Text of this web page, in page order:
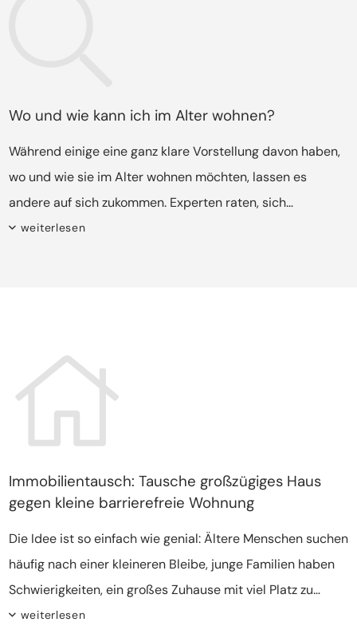
Wo und wie kann ich im Alter wohnen?
Während einige eine ganz klare Vorstellung davon haben,
wo und wie sie im Alter wohnen möchten, lassen es
andere auf sich zukommen. Experten raten, sich
rechtzeitig darüber Gedanken zu machen. Wenn möglich,
weiterlesen
Immobilientausch: Tausche großzügiges Haus
gegen kleine barrierefreie Wohnung
Die Idee ist so einfach wie genial: Ältere Menschen suchen
häufig nach einer kleineren Bleibe, junge Familien haben
Schwierigkeiten, ein großes Zuhause mit viel Platz zu
finden – warum nicht beide Parteien zusammenführen?
weiterlesen